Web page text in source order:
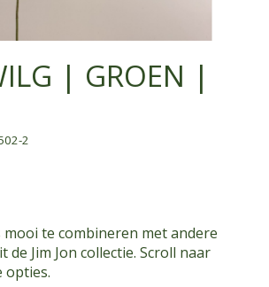
| GROEN |
2
te combineren met andere
Jim Jon collectie. Scroll naar
opties.